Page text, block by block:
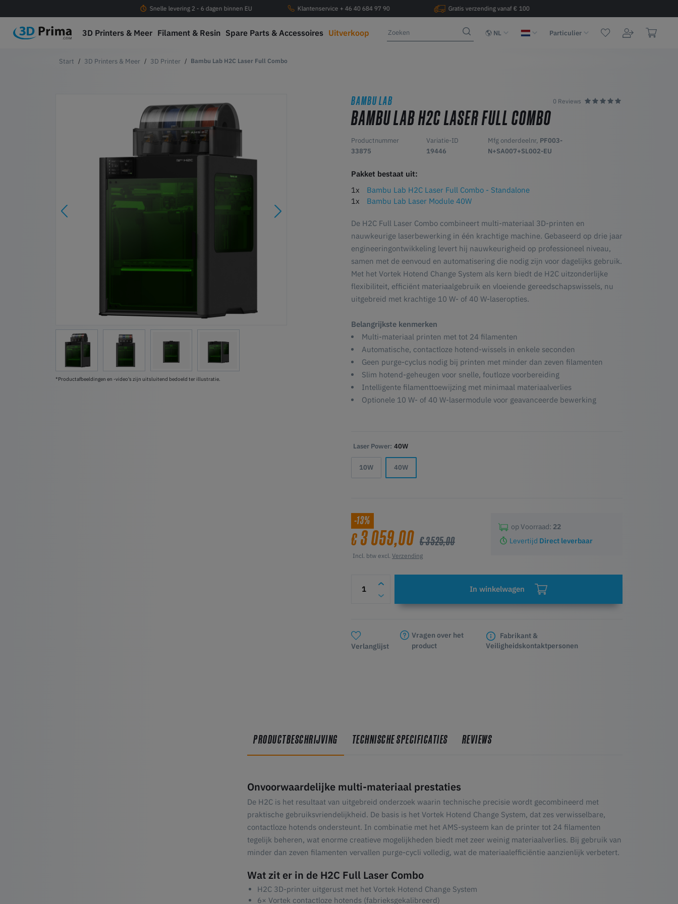
Snelle levering 2 - 6 dagen binnen EU Klantenservice + 46 40 684 97 90 Gratis verzending vanaf € 100
3D Printers & Meer Filament & Resin Spare Parts & Accessoires Uitverkoop NL Particulier
3D Printers & Meer 3D Printer Bambu Lab H2C Laser Full Combo
*Productafbeeldingen en -video's zijn uitsluitend bedoeld ter illustratie.
BAMBU LAB 0 Reviews
BAMBU LAB H2C LASER FULL COMBO
Productnummer
33875
Variatie-ID
19446
Mfg onderdeelnr, PF003-
N+SA007+SL002-EU
Pakket bestaat uit:
1x
Bambu Lab H2C Laser Full Combo - Standalone
1x
Bambu Lab Laser Module 40W
De H2C Full Laser Combo combineert multi-materiaal 3D-printen en
nauwkeurige laserbewerking in één krachtige machine. Gebaseerd op drie jaar
engineeringontwikkeling levert hij nauwkeurigheid op professioneel niveau,
samen met de eenvoud en automatisering die nodig zijn voor dagelijks gebruik.
Met het Vortek Hotend Change System als kern biedt de H2C uitzonderlijke
flexibiliteit, efficiënt materiaalgebruik en vloeiende gereedschapswissels, nu
uitgebreid met krachtige 10 W- of 40 W-laseropties.
Belangrijkste kenmerken
Multi-materiaal printen met tot 24 filamenten
Automatische, contactloze hotend-wissels in enkele seconden
Geen purge-cyclus nodig bij printen met minder dan zeven filamenten
Slim hotend-geheugen voor snelle, foutloze voorbereiding
Intelligente filamenttoewijzing met minimaal materiaalverlies
Optionele 10 W- of 40 W-lasermodule voor geavanceerde bewerking
Laser Power: 40W
10W 40W
-13%
€3 059,00 € 3 525,00
Incl. btw excl. Verzending
op Voorraad: 22
Levertijd Direct leverbaar
In winkelwagen
Verlanglijst
Vragen over het
product
Fabrikant &
Veiligheidskontaktpersonen
PRODUCTBESCHRIJVING TECHNISCHE SPECIFICATIES REVIEWS
Onvoorwaardelijke multi-materiaal prestaties
De H2C is het resultaat van uitgebreid onderzoek waarin technische precisie wordt gecombineerd met
praktische gebruiksvriendelijkheid. De basis is het Vortek Hotend Change System, dat zes verwisselbare,
contactloze hotends ondersteunt. In combinatie met het AMS-systeem kan de printer tot 24 filamenten
tegelijk beheren, wat enorme creatieve mogelijkheden biedt met zeer weinig materiaalverlies. Bij gebruik van
minder dan zeven filamenten vervallen purge-cycli volledig, wat de materiaalefficiëntie aanzienlijk verbetert.
Wat zit er in de H2C Full Laser Combo
H2C 3D-printer uitgerust met het Vortek Hotend Change System
6× Vortek contactloze hotends (fabrieksgekalibreerd)